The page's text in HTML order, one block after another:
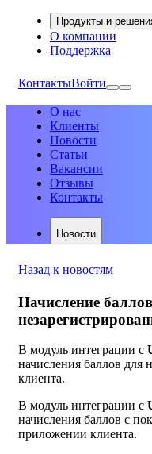
Продукты и
О компании
Поддержка
КонтактыВойти
О нас
Клиенты
Новости
Статьи
Вакансии
Отзывы
Контакты
Новости
Назад к новостям
Начисление
В модуль интеграции с
начисления баллов для
клиента.
В модуль интеграции с
начисления баллов с
приложении клиента.